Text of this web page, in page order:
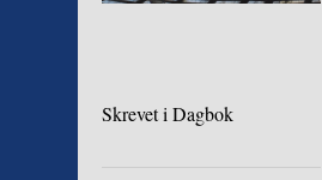
Skrevet i Dagbok